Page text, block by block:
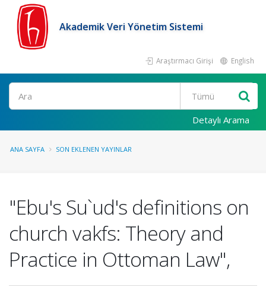
Akademik Veri Yönetim Sistemi
Araştırmacı Girişi English
Ara
Detaylı Arama
ANA SAYFA SON EKLENEN YAYINLAR
"Ebu's Su`ud's definitions on
church vakfs: Theory and
Practice in Ottoman Law",